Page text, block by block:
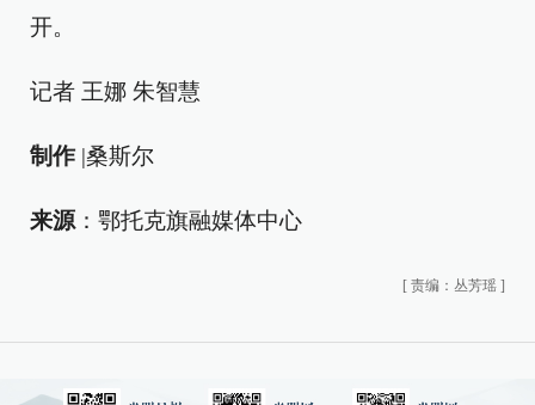
开。
记者 王娜 朱智慧
制作|桑斯尔
来源 ：鄂托克旗融媒体中心
[ 责编：丛芳瑶 ]